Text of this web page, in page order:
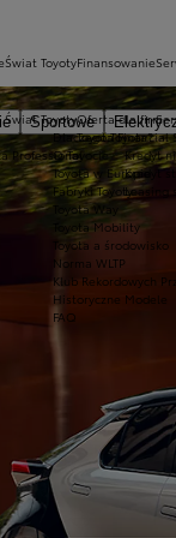
Sportowe
Professional
Świat Toyoty
Świat Toyoty
Dlaczego Toyota?
O Toyocie
Toyota w Europie
Fabryki Toyoty
Toyota Way
Toyota Mobility
Toyota a środowisko
Norma WLTP
Klub Rekordowych
Historyczne Modele
FAQ
Finansowanie
Oferta dla firm
Toyota Financial
Kredyt
Kredyt
Leasing